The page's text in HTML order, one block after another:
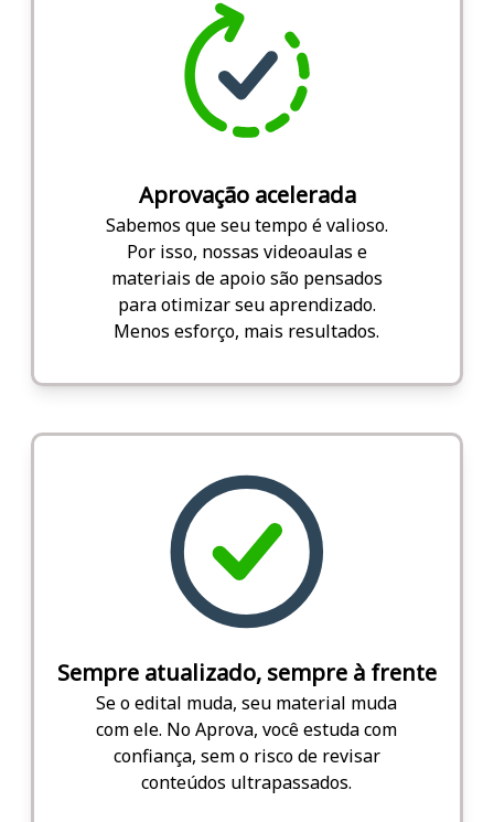
Aprovação acelerada
Sabemos que seu tempo é valioso.
Por isso, nossas videoaulas e
materiais de apoio são pensados
para otimizar seu aprendizado.
Menos esforço, mais resultados.
Sempre atualizado, sempre à frente
Se o edital muda, seu material muda
com ele. No Aprova, você estuda com
confiança, sem o risco de revisar
conteúdos ultrapassados.